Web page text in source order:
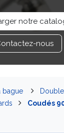
notre
​​nou​​s
bague
Coudés